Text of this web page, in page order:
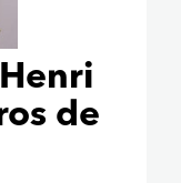
de